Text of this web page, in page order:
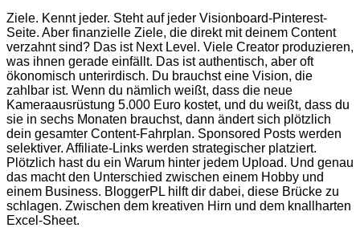
Ziele. Kennt jeder. Steht auf jeder Visionboard-Pinterest-
Seite. Aber finanzielle Ziele, die direkt mit deinem Content
verzahnt sind? Das ist Next Level. Viele Creator produzieren,
was ihnen gerade einfällt. Das ist authentisch, aber oft
ökonomisch unterirdisch. Du brauchst eine Vision, die
zahlbar ist. Wenn du nämlich weißt, dass die neue
Kameraausrüstung 5.000 Euro kostet, und du weißt, dass du
sie in sechs Monaten brauchst, dann ändert sich plötzlich
dein gesamter Content-Fahrplan. Sponsored Posts werden
selektiver. Affiliate-Links werden strategischer platziert.
Plötzlich hast du ein Warum hinter jedem Upload. Und genau
das macht den Unterschied zwischen einem Hobby und
einem Business. BloggerPL hilft dir dabei, diese Brücke zu
schlagen. Zwischen dem kreativen Hirn und dem knallharten
Excel-Sheet.